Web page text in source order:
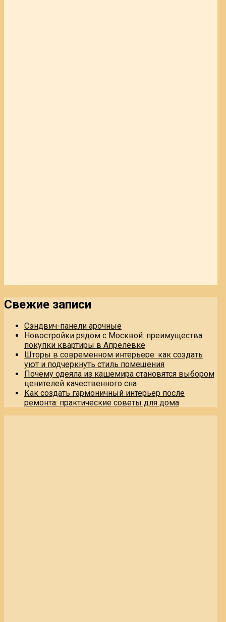
Свежие записи
Сэндвич-панели арочные
Новостройки рядом с Москвой: преимущества
покупки квартиры в Апрелевке
Шторы в современном интерьере: как создать
уют и подчеркнуть стиль помещения
Почему одеяла из кашемира становятся выбором
ценителей качественного сна
Как создать гармоничный интерьер после
ремонта: практические советы для дома